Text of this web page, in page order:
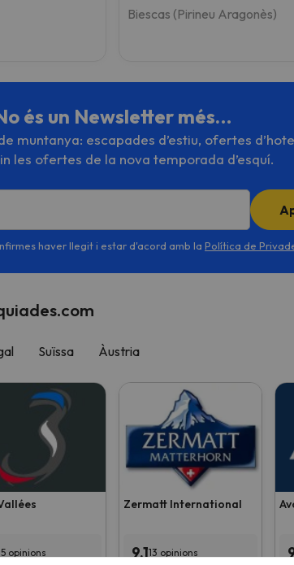
Biescas (Pirineu Aragonès)
és un Newsletter més…
muntanya: escapades d’estiu, ofertes
les ofertes de la nova temporada d’esquí.
haver llegit i estar d'acord amb la Política de
Suïssa Àustria
opinions
Zermatt International
9.113 opinions